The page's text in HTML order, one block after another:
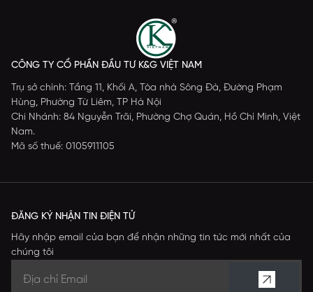
CÔNG TY CỔ PHẦN ĐẦU TƯ K&G VIỆT NAM
Trụ sở chính: Tầng 11, Khối A, Tòa nhà Sông Đà, Đường Phạm
Hùng, Phường Từ Liêm, TP Hà Nội
Chi Nhánh: 84 Nguyễn Trãi, Phường Chợ Quán, Hồ Chí Minh, Việt
Nam.
Mã số thuế: 0105911105
ĐĂNG KÝ NHẬN TIN ĐIỆN TỬ
Hãy nhập email của bạn để nhận những tin tức mới nhất của
chúng tôi